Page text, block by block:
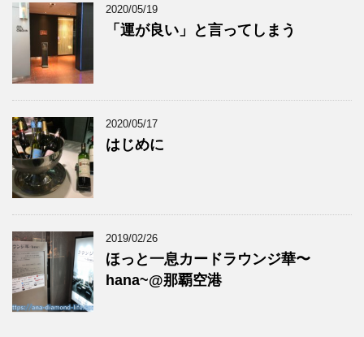
2020/05/19
「運が良い」と言ってしまう
2020/05/17
はじめに
2019/02/26
ほっと一息カードラウンジ華〜
hana~@那覇空港